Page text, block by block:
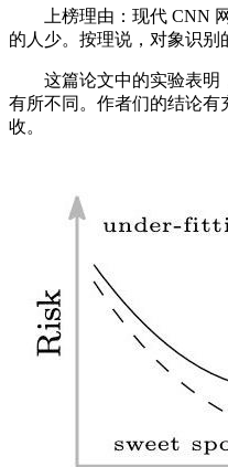
上榜理由：现代 CNN 网
的人少。按理说，对象识别
这篇论文中的实验表明，
有所不同。作者们的结论有
收。